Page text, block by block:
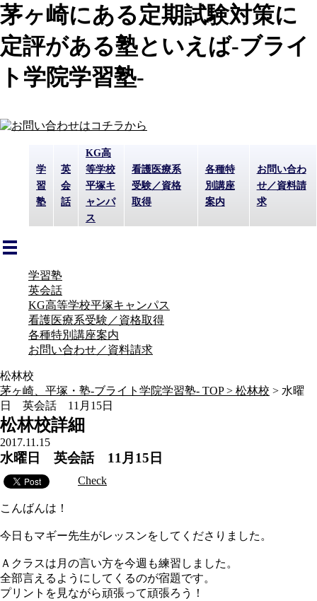
茅ヶ崎にある定期試験対策に
定評がある塾といえば-ブライ
ト学院学習塾-
学
習
塾
英
会
話
KG高
等学校
平塚キ
ャンパ
ス
看護医療系
受験／資格
取得
各種特
別講座
案内
お問い合わ
せ／資料請
求
学習塾
英会話
KG高等学校平塚キャンパス
看護医療系受験／資格取得
各種特別講座案内
お問い合わせ／資料請求
松林校
茅ヶ崎、平塚・塾-ブライト学院学習塾- TOP > 松林校 > 水曜
日 英会話 11月15日
松林校詳細
2017.11.15
水曜日 英会話 11月15日
Check
こんばんは！
今日もマギー先生がレッスンをしてくださりました。
Ａクラスは月の言い方を今週も練習しました。
全部言えるようにしてくるのが宿題です。
プリントを見ながら頑張って頑張ろう！